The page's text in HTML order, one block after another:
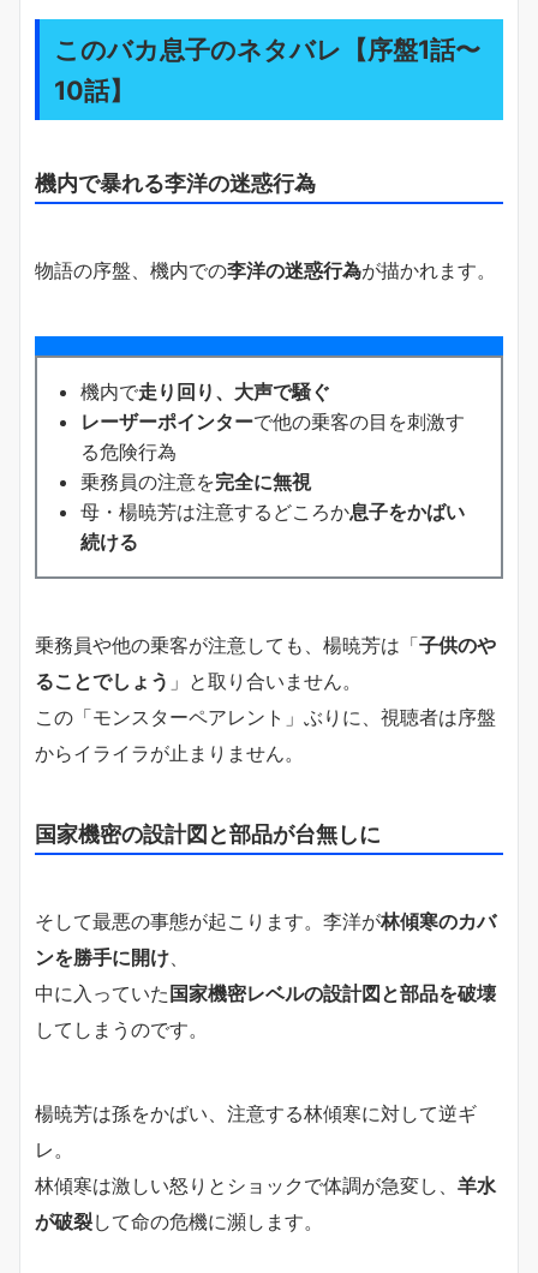
このバカ息子のネタバレ【序盤1話〜
10話】
機内で暴れる李洋の迷惑行為
物語の序盤、機内での李洋の迷惑行為が描かれます。
機内で走り回り、大声で騒ぐ
レーザーポインターで他の乗客の目を刺激す
る危険行為
乗務員の注意を完全に無視
母・楊暁芳は注意するどころか息子をかばい
続ける
乗務員や他の乗客が注意しても、楊暁芳は「子供のや
ることでしょう 」と取り合いません。
この「モンスターペアレント」ぶりに、視聴者は序盤
からイライラが止まりません。
国家機密の設計図と部品が台無しに
そして最悪の事態が起こります。李洋が林傾寒のカバ
ンを勝手に開け
中に入っていた国家機密レベルの設計図と部品を破壊
してしまうのです。
楊暁芳は孫をかばい、注意する林傾寒に対して逆ギ
レ。
林傾寒は激しい怒りとショックで体調が急変し、 羊水
が破裂して命の危機に瀕します。